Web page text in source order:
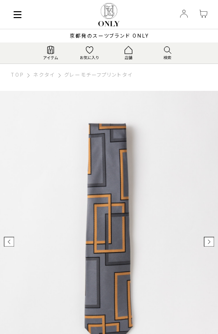
京都発のスーツブランド ONLY
TOP ネクタイ グレーモチーフプリントタイ